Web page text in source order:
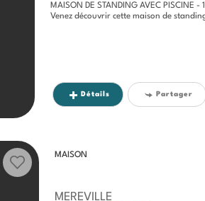
MAISON DE STANDING AVEC PISCINE -
Venez découvrir cette maison de standing au sein de
Détails Partager
MAISON
MEREVILLE